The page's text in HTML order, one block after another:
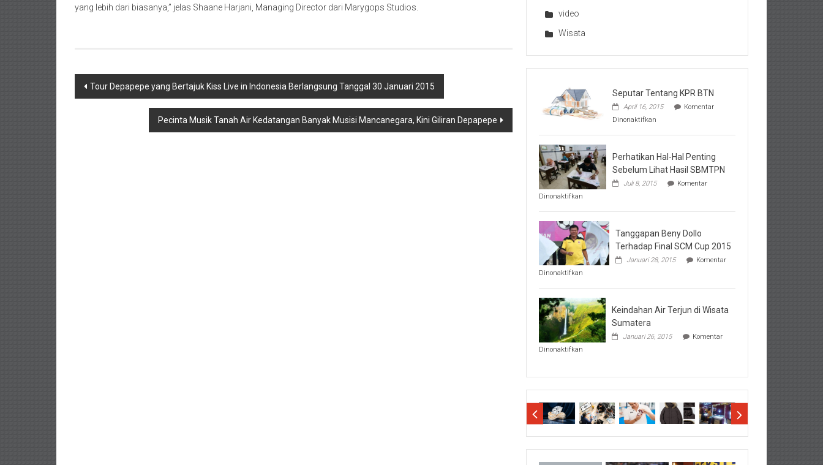
yang lebih dari biasanya,” jelas Shaane Harjani, Managing Director dari Marygops Studios.
Navigasi
Tour Depapepe yang Bertajuk Kiss Live in Indonesia Berlangsung Tanggal 30 Januari 2015
Pecinta Musik Tanah Air Kedatangan Banyak Musisi Mancanegara, Kini Giliran Depapepe
video
Wisata
Seputar Tentang KPR BTN
April 16, 2015
Komentar
Dinonaktifkan
Tentang
BTN
Perhatikan Hal-Hal Penting
Sebelum Lihat Hasil SBMTPN
Juli 8, 2015
Komentar
Dinonaktifkan
Hal-
Hal
Penting
Sebelum
Lihat
Hasil
Tanggapan Beny Dollo
Terhadap Final SCM Cup 2015
Januari 28, 2015
Komentar
Dinonaktifkan
Beny
Dollo
Terhadap
Final
SCM
Cup
Keindahan Air Terjun di Wisata
Sumatera
Januari 26, 2015
Komentar
Dinonaktifkan
Terjun
Sumatera